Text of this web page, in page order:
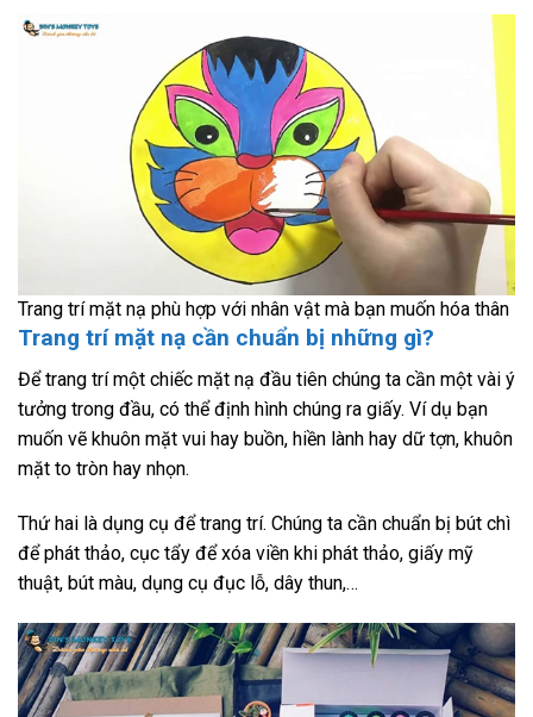
Trang trí mặt nạ phù hợp với nhân vật mà bạn muốn hóa thân
Trang trí mặt nạ cần chuẩn bị những gì?
Để trang trí một chiếc mặt nạ đầu tiên chúng ta cần một vài ý
tưởng trong đầu, có thể định hình chúng ra giấy. Ví dụ bạn
muốn vẽ khuôn mặt vui hay buồn, hiền lành hay dữ tợn, khuôn
mặt to tròn hay nhọn.
Thứ hai là dụng cụ để trang trí. Chúng ta cần chuẩn bị bút chì
để phát thảo, cục tẩy để xóa viền khi phát thảo, giấy mỹ
thuật, bút màu, dụng cụ đục lỗ, dây thun,…